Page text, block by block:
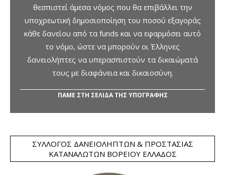
θεσπιστεί άμεσα νόμος που θα επιβάλλει την
υποχρεωτική δημοσιοποίηση του ποσού εξαγοράς
κάθε δανείου από τα funds και να εφαρμόσει αυτό
το νόμο, ώστε να μπορούν οι Έλληνες
δανειολήπτες να υπερασπιστούν τα δικαιώματά
τους με διαφάνεια και δικαιοσύνη.
ΠΑΜΕ ΣΤΗ ΣΕΛΙΔΑ ΤΗΣ ΥΠΟΓΡΑΦΗΣ
ΣΎΛΛΟΓΟΣ ΔΑΝΕΙΟΛΗΠΤΏΝ & ΠΡΟΣΤΑΣΊΑΣ
ΚΑΤΑΝΑΛΩΤΏΝ ΒΟΡΕΊΟΥ ΕΛΛΆΔΟΣ